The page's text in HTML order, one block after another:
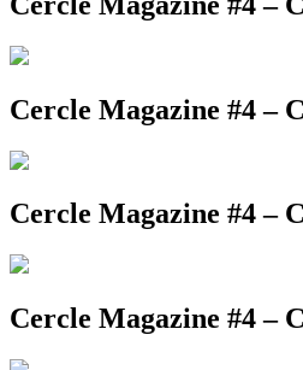
Cercle Magazine #4 –
Cercle Magazine #4 –
Cercle Magazine #4 –